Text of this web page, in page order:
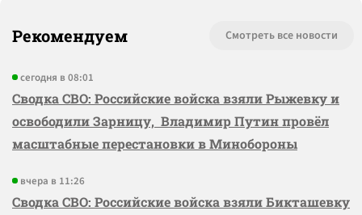
Рекомендуем Смотреть все новости
сегодня в 08:01
Сводка СВО: Российские войска взяли Рыжевку и
освободили Зарницу, Владимир Путин провёл
масштабные перестановки в Минобороны
вчера в 11:26
Сводка СВО: Российские войска взяли Бикташевку